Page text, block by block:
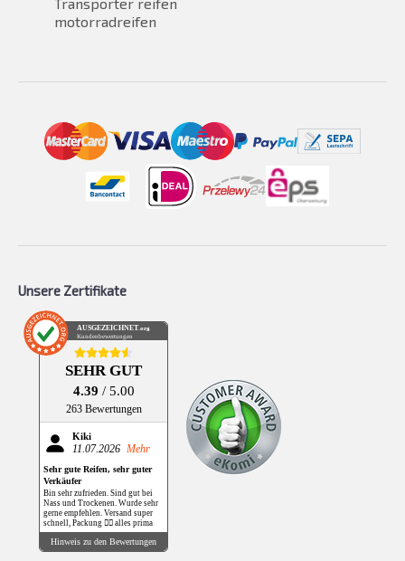
motorradreifen
Unsere Zertifikate
AUSGEZEICHNET.org
Kundenbewertungen
SEHR GUT
4.39 / 5.00
263 Bewertungen
Kiki
11.07.2026 Mehr
Sehr gute Reifen, sehr guter
Verkäufer
Bin sehr zufrieden. Sind gut bei
Nass und Trockenen. Wurde sehr
gerne empfehlen. Versand super
schnell, Packung 👌🏻 alles prima
Hinweis zu den Bewertungen